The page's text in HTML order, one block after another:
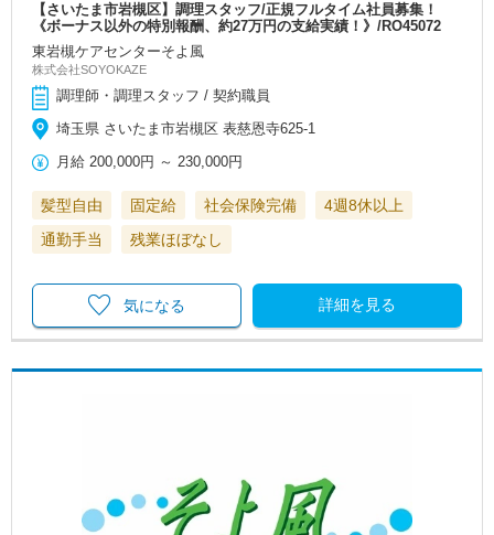
【さいたま市岩槻区】調理スタッフ/正規フルタイム社員募集！
《ボーナス以外の特別報酬、約27万円の支給実績！》/RO45072
東岩槻ケアセンターそよ風
株式会社SOYOKAZE
調理師・調理スタッフ / 契約職員
埼玉県 さいたま市岩槻区 表慈恩寺625-1
月給 200,000円 ～230,000円
髪型自由 固定給 社会保険完備
4週8休以上
通勤手当
残業ほぼなし
詳細を見る
気になる